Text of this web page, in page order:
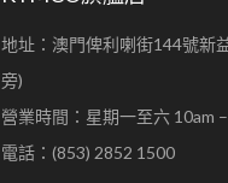
地址：澳門俾利喇街144號新
旁)
營業時間：星期一至六 10am
電話：(853) 2852 1500